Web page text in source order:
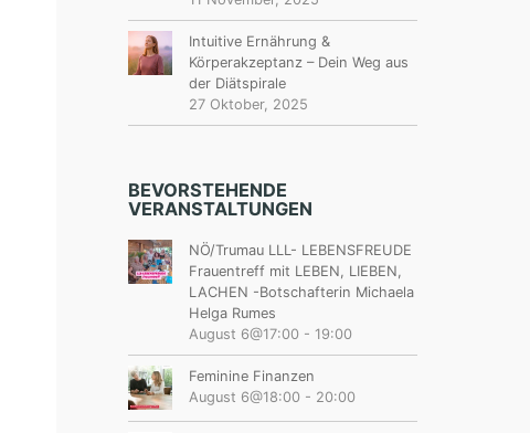
Intuitive Ernährung &
Körperakzeptanz – Dein Weg aus
der Diätspirale
27 Oktober, 2025
BEVORSTEHENDE
VERANSTALTUNGEN
NÖ/Trumau LLL- LEBENSFREUDE
Frauentreff mit LEBEN, LIEBEN,
LACHEN -Botschafterin Michaela
Helga Rumes
August 6@17:00- 19:00
Feminine Finanzen
August 6@18:00- 20:00